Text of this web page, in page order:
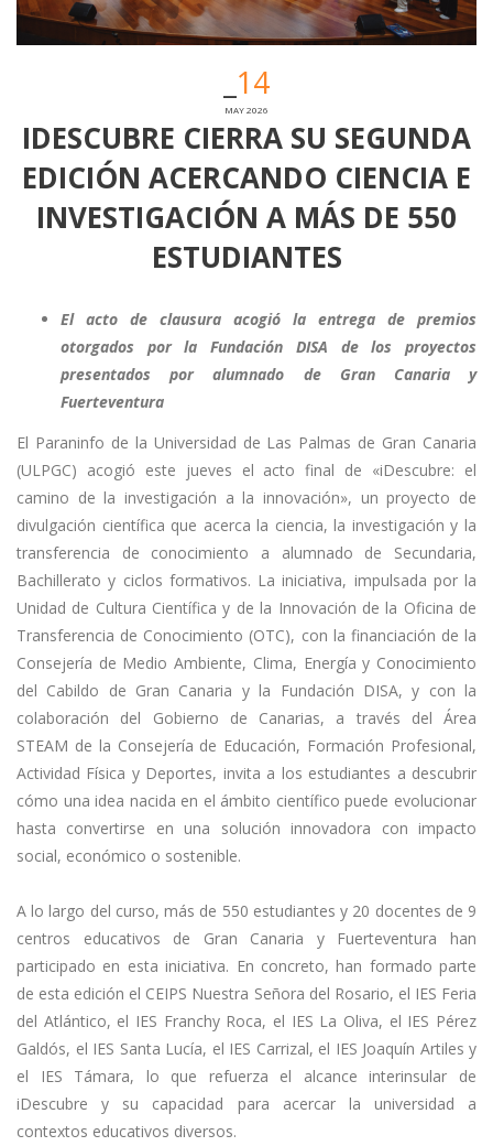
14
MAY 2026
IDESCUBRE CIERRA SU SEGUNDA
EDICIÓN ACERCANDO CIENCIA E
INVESTIGACIÓN A MÁS DE 550
ESTUDIANTES
El acto de clausura acogió la entrega de premios
otorgados por la Fundación DISA de los proyectos
presentados por alumnado de Gran Canaria y
Fuerteventura
El Paraninfo de la Universidad de Las Palmas de Gran Canaria
(ULPGC) acogió este jueves el acto final de «iDescubre: el
camino de la investigación a la innovación», un proyecto de
divulgación científica que acerca la ciencia, la investigación y la
transferencia de conocimiento a alumnado de Secundaria,
Bachillerato y ciclos formativos. La iniciativa, impulsada por la
Unidad de Cultura Científica y de la Innovación de la Oficina de
Transferencia de Conocimiento (OTC), con la financiación de la
Consejería de Medio Ambiente, Clima, Energía y Conocimiento
del Cabildo de Gran Canaria y la Fundación DISA, y con la
colaboración del Gobierno de Canarias, a través del Área
STEAM de la Consejería de Educación, Formación Profesional,
Actividad Física y Deportes, invita a los estudiantes a descubrir
cómo una idea nacida en el ámbito científico puede evolucionar
hasta convertirse en una solución innovadora con impacto
social, económico o sostenible.
A lo largo del curso, más de 550 estudiantes y 20 docentes de 9
centros educativos de Gran Canaria y Fuerteventura han
participado en esta iniciativa. En concreto, han formado parte
de esta edición el CEIPS Nuestra Señora del Rosario, el IES Feria
del Atlántico, el IES Franchy Roca, el IES La Oliva, el IES Pérez
Galdós, el IES Santa Lucía, el IES Carrizal, el IES Joaquín Artiles y
el IES Támara, lo que refuerza el alcance interinsular de
iDescubre y su capacidad para acercar la universidad a
contextos educativos diversos.